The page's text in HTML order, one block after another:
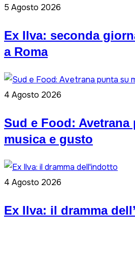
5 Agosto 2026
Ex Ilva: seconda
a Roma
4 Agosto 2026
Sud e Food: Avetrana
musica e gusto
4 Agosto 2026
Ex Ilva: il dramma